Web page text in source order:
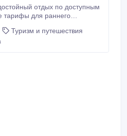
отдых по доступным
тарифы для раннего
и
к каждому клиенту..
Туризм и путешествия